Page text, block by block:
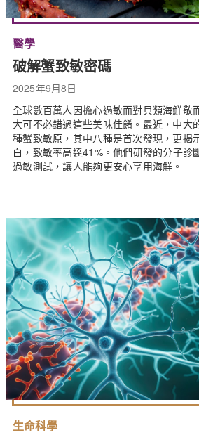
醫學
破解蟹致敏密碼
2025年9月8日
全球數百萬人因擔心過敏而對貝類海鮮敬
大可不必錯過這些美味佳餚。最近，中大
種蟹致敏原，其中八種是首次發現，更揭
白，致敏率高達41%。他們研發的分子診
過敏測試，讓人能夠更安心享用海鮮。
生命科學